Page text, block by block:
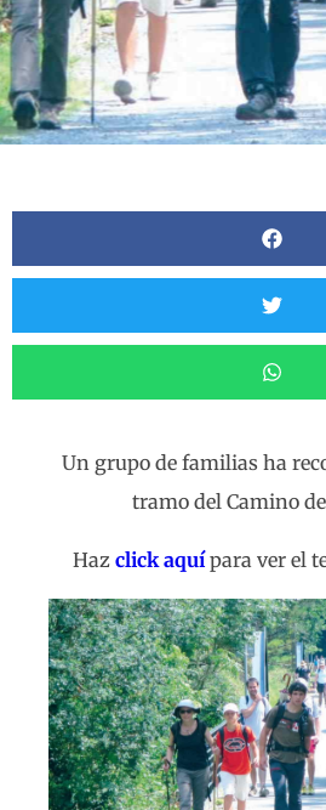
Un grupo de familias ha
tramo del Camino
Haz click aquí para ver el